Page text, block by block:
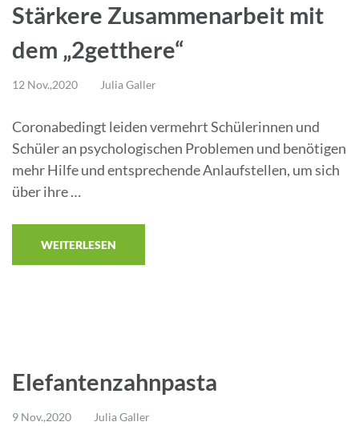
Stärkere Zusammenarbeit mit
dem „2getthere“
12 Nov.,2020 Julia Galler
Coronabedingt leiden vermehrt Schülerinnen und
Schüler an psychologischen Problemen und benötigen
mehr Hilfe und entsprechende Anlaufstellen, um sich
über ihre …
WEITERLESEN
Elefantenzahnpasta
9 Nov.,2020 Julia Galler